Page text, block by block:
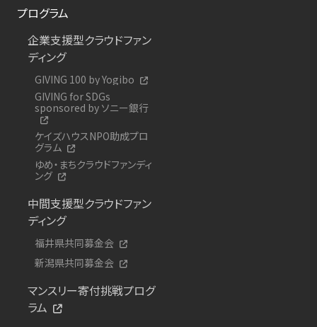
プログラム
企業支援型クラウドファン
ディング
GIVING 100 by Yogibo
GIVING for SDGs
sponsored by ソニー銀行
ケイズハウスNPO助成プロ
グラム
ゆめ・まちクラウドファンディ
ング
中間支援型クラウドファン
ディング
福井県共同募金会
新潟県共同募金会
マンスリー寄付挑戦プログ
ラム